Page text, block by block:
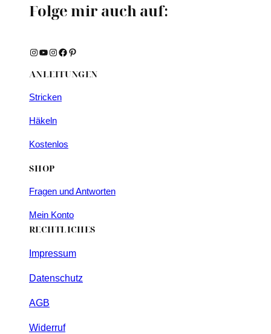
Folge mir auch auf:
Instagram YouTube Instagram Facebook Pinterest
ANLEITUNGEN
Stricken
Häkeln
Kostenlos
SHOP
Fragen und Antworten
Mein Konto
RECHTLICHES
Impressum
Datenschutz
AGB
Widerruf